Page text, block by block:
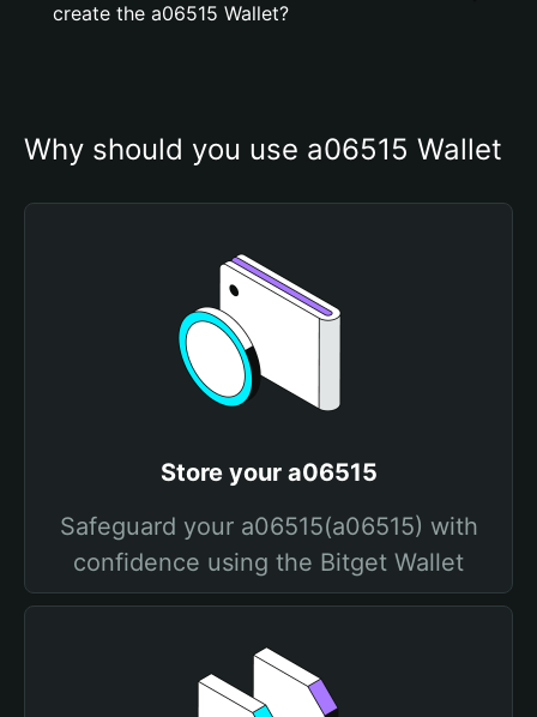
create the a06515 Wallet?
Why should you use a06515 Wallet
Store your a06515
Safeguard your a06515(a06515) with
confidence using the Bitget Wallet